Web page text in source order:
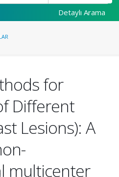
Detaylı Arama
for
Different
Lesions): A
multicenter